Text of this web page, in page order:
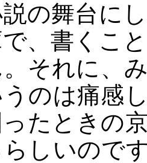
の舞台に
、書くこ
それに、
うのは痛感
ったときの
しいので